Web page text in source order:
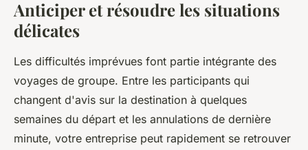
Anticiper et résoudre les situations
délicates
Les difficultés imprévues font partie intégrante des
voyages de groupe. Entre les participants qui
changent d'avis sur la destination à quelques
semaines du départ et les annulations de dernière
minute, votre entreprise peut rapidement se retrouver